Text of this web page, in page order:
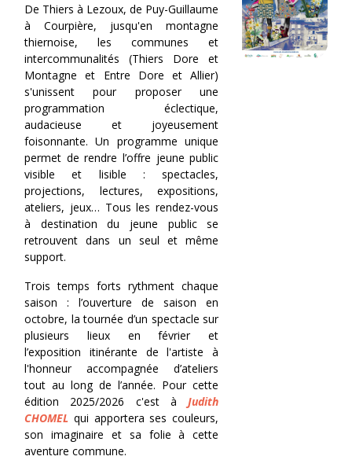
De Thiers à Lezoux, de Puy-Guillaume
à Courpière, jusqu'en montagne
thiernoise, les communes et
intercommunalités (Thiers Dore et
Montagne et Entre Dore et Allier)
s'unissent pour proposer une
programmation éclectique,
audacieuse et joyeusement
foisonnante. Un programme unique
permet de rendre l’offre jeune public
visible et lisible : spectacles,
projections, lectures, expositions,
ateliers, jeux… Tous les rendez-vous
à destination du jeune public se
retrouvent dans un seul et même
support.
Trois temps forts rythment chaque
saison : l’ouverture de saison en
octobre, la tournée d’un spectacle sur
plusieurs lieux en février et
l’exposition itinérante de l'artiste à
l'honneur accompagnée d’ateliers
tout au long de l’année. Pour cette
édition 2025/2026 c'est àJudith
CHOMEL qui apportera ses couleurs,
son imaginaire et sa folie à cette
aventure commune.